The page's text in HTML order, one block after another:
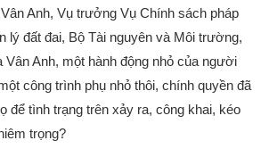
Vân Anh, Vụ trưởng Vụ Chính sách pháp
lý đất đai, Bộ Tài nguyên và Môi trường,
Vân Anh, một hành động nhỏ của người
công trình phụ nhỏ thôi, chính quyền đã
để tình trạng trên xảy ra, công khai, kéo
trọng?